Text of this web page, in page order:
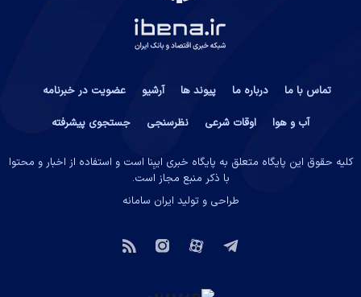
تماس با ما درباره ما پیوند ها آرشیو
عضویت در خبرنامه
آب و هوا
اوقات شرعی نظرسنجی جستجوی پیشرفته
کلیه حقوق این پایگاه متعلق به پایگاه خبری ایبِنا است و استفاده از اخبار و محتوا
با ذکر منبع مجاز است.
طراحی و تولید ایران سامانه